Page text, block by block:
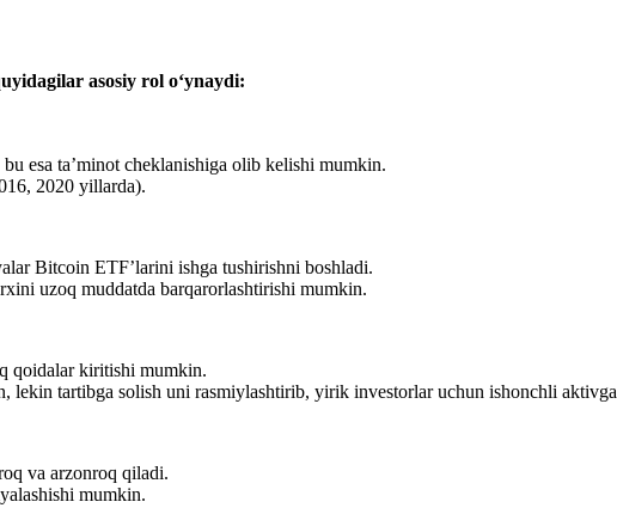
asosiy rol o‘ynaydi:
esa ta’minot cheklanishiga olib kelishi mumkin.
2020 yillarda).
Bitcoin ETF’larini ishga tushirishni boshladi.
uzoq muddatda barqarorlashtirishi mumkin.
qoidalar kiritishi mumkin.
lekin tartibga solish uni rasmiylashtirib, yirik investorlar uchun ishonchli
va arzonroq qiladi.
mumkin.